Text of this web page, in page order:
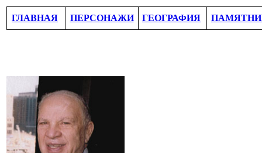
ГЛАВНАЯ ПЕРСОНАЖИ ГЕОГРАФИЯ